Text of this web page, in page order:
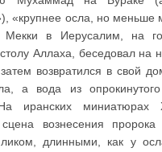
«крупнее осла, но меньше
Мекки в Иерусалим, на
Аллаха, беседовал на
возвратился в свой
а вода из
иранских миниатюрах
сцена вознесения
ликом, длинными, как у